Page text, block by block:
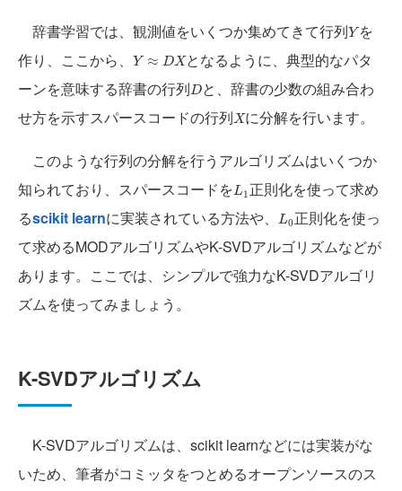
辞書学習では、観測値をいくつか集めてきて行列Y
Yを
作り、ここから、
Y ≈ DX
Y≈D X
となるように、典型的なパタ
ーンを意味する辞書の行列D
Dと、辞書の少数の組み合わ
せ方を示すスパースコードの行列X
Xに分解を行います。
このような行列の分解を行うアルゴリズムはいくつか
知られており、スパースコードをL1
L 正則化を使って求め
るscikit learnに実装されている方法や、 L0
L 正則化を使っ
て求めるMODアルゴリズムやK-SVDアルゴリズムなどが
あります。ここでは、シンプルで強力なK-SVDアルゴリ
ズムを使ってみましょう。
K-SVDアルゴリズム
K-SVDアルゴリズムは、scikit learnなどには実装がな
いため、筆者がコミッタをつとめるオープンソースのス